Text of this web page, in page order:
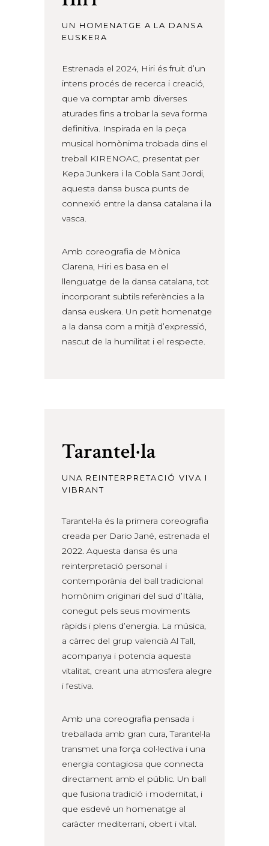
UN HOMENATGE A LA DANSA
EUSKERA
Estrenada el 2024, Hiri és fruit d’un
intens procés de recerca i creació,
que va comptar amb diverses
aturades fins a trobar la seva forma
definitiva. Inspirada en la peça
musical homònima trobada dins el
treball KIRENOAC, presentat per
Kepa Junkera i la Cobla Sant Jordi,
aquesta dansa busca punts de
connexió entre la dansa catalana i la
vasca.
Amb coreografia de Mònica
Clarena, Hiri es basa en el
llenguatge de la dansa catalana, tot
incorporant subtils referències a la
dansa euskera. Un petit homenatge
a la dansa com a mitjà d’expressió,
nascut de la humilitat i el respecte.
Tarantel·la
UNA REINTERPRETACIÓ VIVA I
VIBRANT
Tarantel·la és la primera coreografia
creada per Dario Jané, estrenada el
2022. Aquesta dansa és una
reinterpretació personal i
contemporània del ball tradicional
homònim originari del sud d’Itàlia,
conegut pels seus moviments
ràpids i plens d’energia. La música,
a càrrec del grup valencià Al Tall,
acompanya i potencia aquesta
vitalitat, creant una atmosfera alegre
i festiva.
Amb una coreografia pensada i
treballada amb gran cura, Tarantel·la
transmet una força col·lectiva i una
energia contagiosa que connecta
directament amb el públic. Un ball
que fusiona tradició i modernitat, i
que esdevé un homenatge al
caràcter mediterrani, obert i vital.